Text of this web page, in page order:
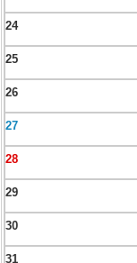
24
25
26
27
28
29
30
31